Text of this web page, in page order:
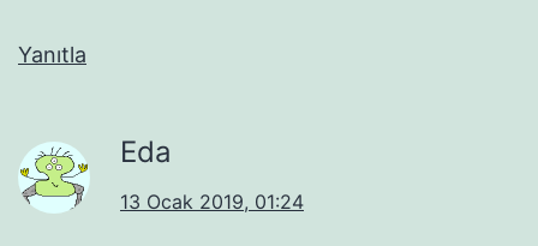
Yanıtla
Eda
13 Ocak 2019, 01:24